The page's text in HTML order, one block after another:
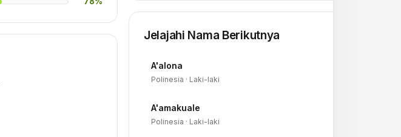
Jelajahi Nama Berikutnya
A'alona
Polinesia · Laki-laki
A'amakuale
Polinesia · Laki-laki